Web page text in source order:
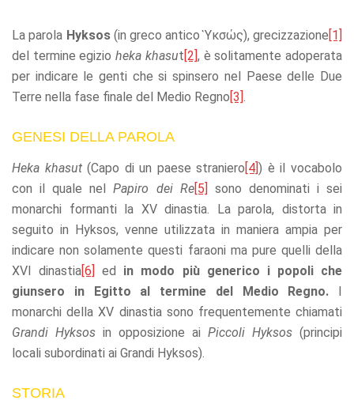
La parola Hyksos(in greco antico Ὑκσώς), grecizzazione[1]
del termine egizioheka khasut[2], è solitamente adoperata
per indicare le genti che si spinsero nel Paese delle Due
Terre nella fase finale del Medio Regno[3]
GENESI DELLA PAROLA
Heka khasut(Capo di un paese straniero[4]) è il vocabolo
con il quale nelPapiro dei Re[5] sono denominati i sei
monarchi formanti la XV dinastia. La parola, distorta in
seguito in Hyksos, venne utilizzata in maniera ampia per
indicare non solamente questi faraoni ma pure quelli della
XVI dinastia[6] ed in modo più generico i popoli che
giunsero in Egitto al termine del Medio Regno. I
monarchi della XV dinastia sono frequentemente chiamati
Grandi Hyksos in opposizione ai Piccoli Hyksos (principi
locali subordinati ai Grandi Hyksos).
STORIA
Experience
In order for
our website
possible
visit. If you
refuse these
cookies,
some
functionality
disappear
from the
website.
Marketing
By sharing
interests
and